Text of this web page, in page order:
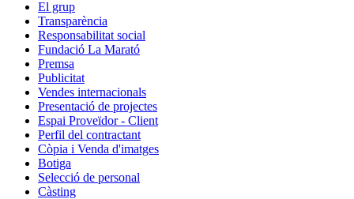
El grup
Transparència
Responsabilitat social
Fundació La Marató
Premsa
Publicitat
Vendes internacionals
Presentació de projectes
Espai Proveïdor - Client
Perfil del contractant
Còpia i Venda d'imatges
Botiga
Selecció de personal
Càsting